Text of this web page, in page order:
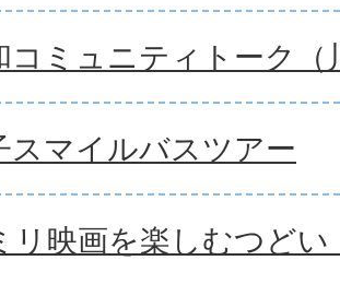
コミュニティトーク（
スマイルバスツアー
リ映画を楽しむつど